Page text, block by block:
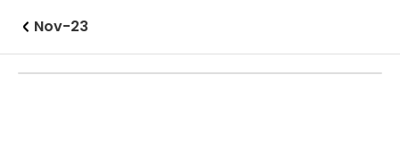
Nov-23